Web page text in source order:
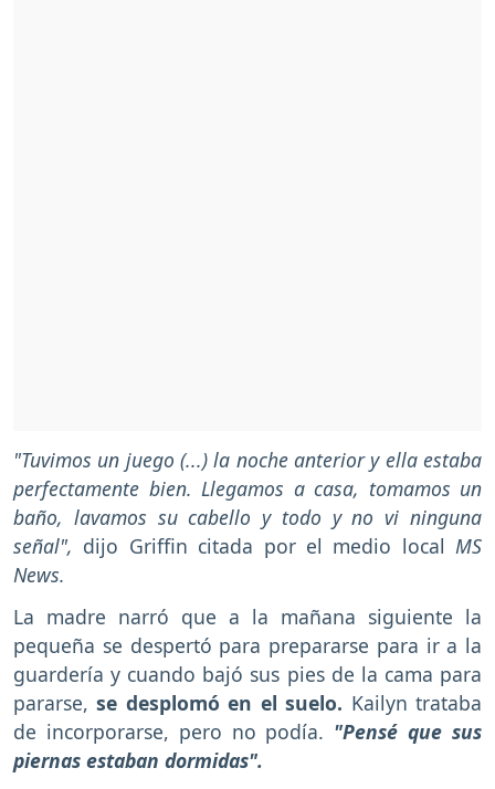
"Tuvimos un juego (...) la noche anterior y ella estaba
perfectamente bien. Llegamos a casa, tomamos un
baño, lavamos su cabello y todo y no vi ninguna
señal", dijo Griffin citada por el medio local MS
News.
La madre narró que a la mañana siguiente la
pequeña se despertó para prepararse para ir a la
guardería y cuando bajó sus pies de la cama para
pararse,se desplomó en el suelo. Kailyn trataba
de incorporarse, pero no podía. "Pensé que sus
piernas estaban dormidas".